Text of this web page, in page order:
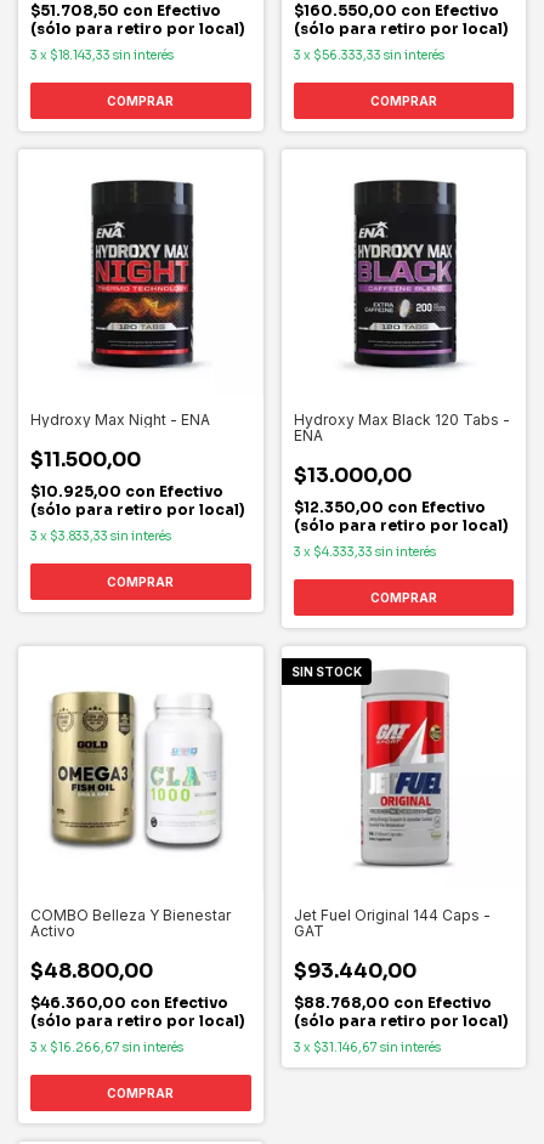
$51.708,50 con Efectivo
(sólo para retiro por local)
3 x $18.143,33 sin interés
$160.550,00 con Efectivo
(sólo para retiro por local)
3 x $56.333,33 sin interés
Hydroxy Max Night - ENA
$11.500,00
$10.925,00 con Efectivo
(sólo para retiro por local)
3 x $3.833,33 sin interés
Hydroxy Max Black 120 Tabs -
ENA
$13.000,00
$12.350,00 con Efectivo
(sólo para retiro por local)
3 x $4.333,33 sin interés
COMBO Belleza Y Bienestar
Activo
$48.800,00
$46.360,00 con Efectivo
(sólo para retiro por local)
3 x $16.266,67 sin interés
SIN STOCK
Jet Fuel Original 144 Caps -
GAT
$93.440,00
$88.768,00 con Efectivo
(sólo para retiro por local)
3 x $31.146,67 sin interés